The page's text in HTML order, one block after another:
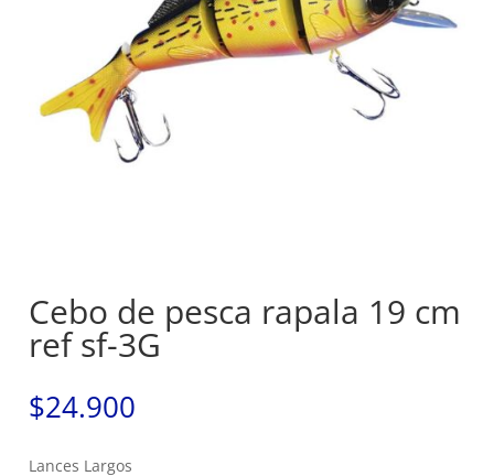
Cebo de pesca rapala 19 cm
ref sf-3G
$24.900
Lances Largos